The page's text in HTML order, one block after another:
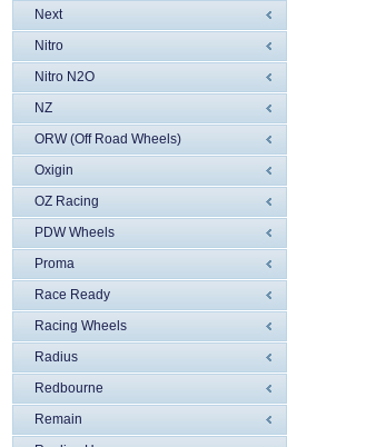
Next
Nitro
Nitro N2O
NZ
ORW (Off Road Wheels)
Oxigin
OZ Racing
PDW Wheels
Proma
Race Ready
Racing Wheels
Radius
Redbourne
Remain